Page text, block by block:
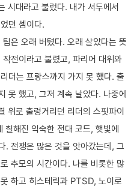
시대라고 불렀다. 내가 서두에서
던 셈이다.
은 오래 버텼다. 오래 살았다는 뜻
전이라고 불렸고, 파리어 대위와
더는 프랑스까지 가지 못 했다. 출
못 했고, 그저 계속 날았다. 나중에
위로 출렁거리던 리더의 스핏파이
해진 익숙한 전대 코드, 햇빛에
. 전쟁은 많은 것을 앗아갔는데, 그
추모의 시간이다. 나를 비롯한 많
하고 히스테릭과 PTSD, 노이로